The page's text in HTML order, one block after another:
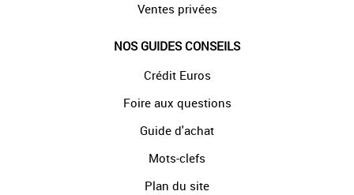
Ventes privées
NOS GUIDES CONSEILS
Crédit Euros
Foire aux questions
Guide d'achat
Mots-clefs
Plan du site